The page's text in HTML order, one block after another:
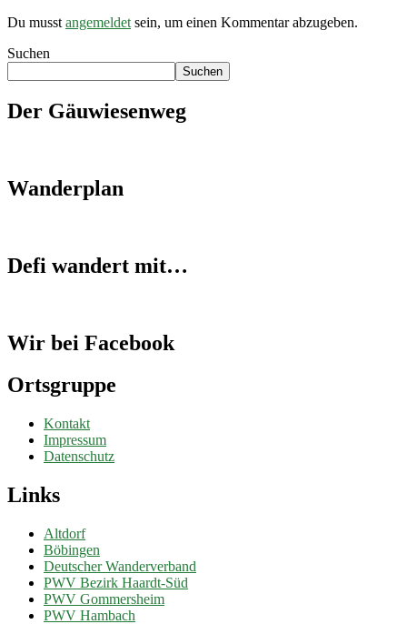
Du musst angemeldet sein, um einen Kommentar abzugeben.
Suchen
Suchen
Der Gäuwiesenweg
Wanderplan
Defi wandert mit…
Wir bei Facebook
Ortsgruppe
Kontakt
Impressum
Datenschutz
Links
Altdorf
Böbingen
Deutscher Wanderverband
PWV Bezirk Haardt-Süd
PWV Gommersheim
PWV Hambach